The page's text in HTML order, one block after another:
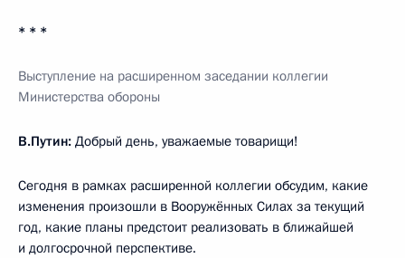
* * *
Выступление на расширенном заседании коллегии
Министерства обороны
В.Путин: Добрый день, уважаемые товарищи!
Сегодня в рамках расширенной коллегии обсудим, какие
изменения произошли в Вооружённых Силах за текущий
год, какие планы предстоит реализовать в ближайшей
и долгосрочной перспективе.